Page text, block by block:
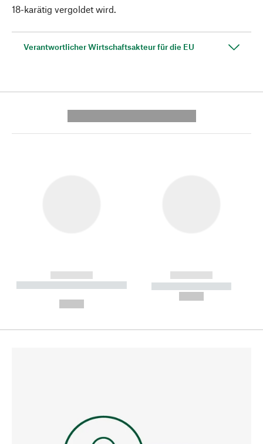
18-karätig vergoldet wird.
Verantwortlicher Wirtschaftsakteur für die EU
------------
----------- ----------- --------
------------
----------- -----------